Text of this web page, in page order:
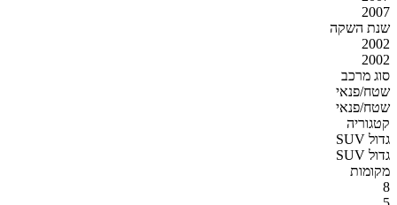
2007
שנת השקה
2002
2002
סוג מרכב
שטח/פנאי
שטח/פנאי
קטגוריה
SUV גדול
SUV גדול
מקומות
8